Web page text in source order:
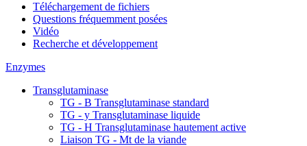
Téléchargement de fichiers
Questions fréquemment posées
Vidéo
Recherche et développement
Enzymes
Transglutaminase
TG - B Transglutaminase standard
TG - y Transglutaminase liquide
TG - H Transglutaminase hautement active
Liaison TG - Mt de la viande